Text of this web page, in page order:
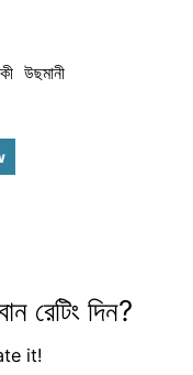
মুহাম্মাদ তাকী
রেটিং দিন?
it!